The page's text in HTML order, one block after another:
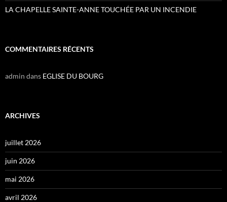
LA CHAPELLE SAINTE-ANNE TOUCHÉE PAR UN INCENDIE
COMMENTAIRES RÉCENTS
admin dans EGLISE DU BOURG
ARCHIVES
juillet 2026
juin 2026
mai 2026
avril 2026